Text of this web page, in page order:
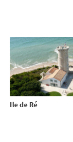
Ile de Ré